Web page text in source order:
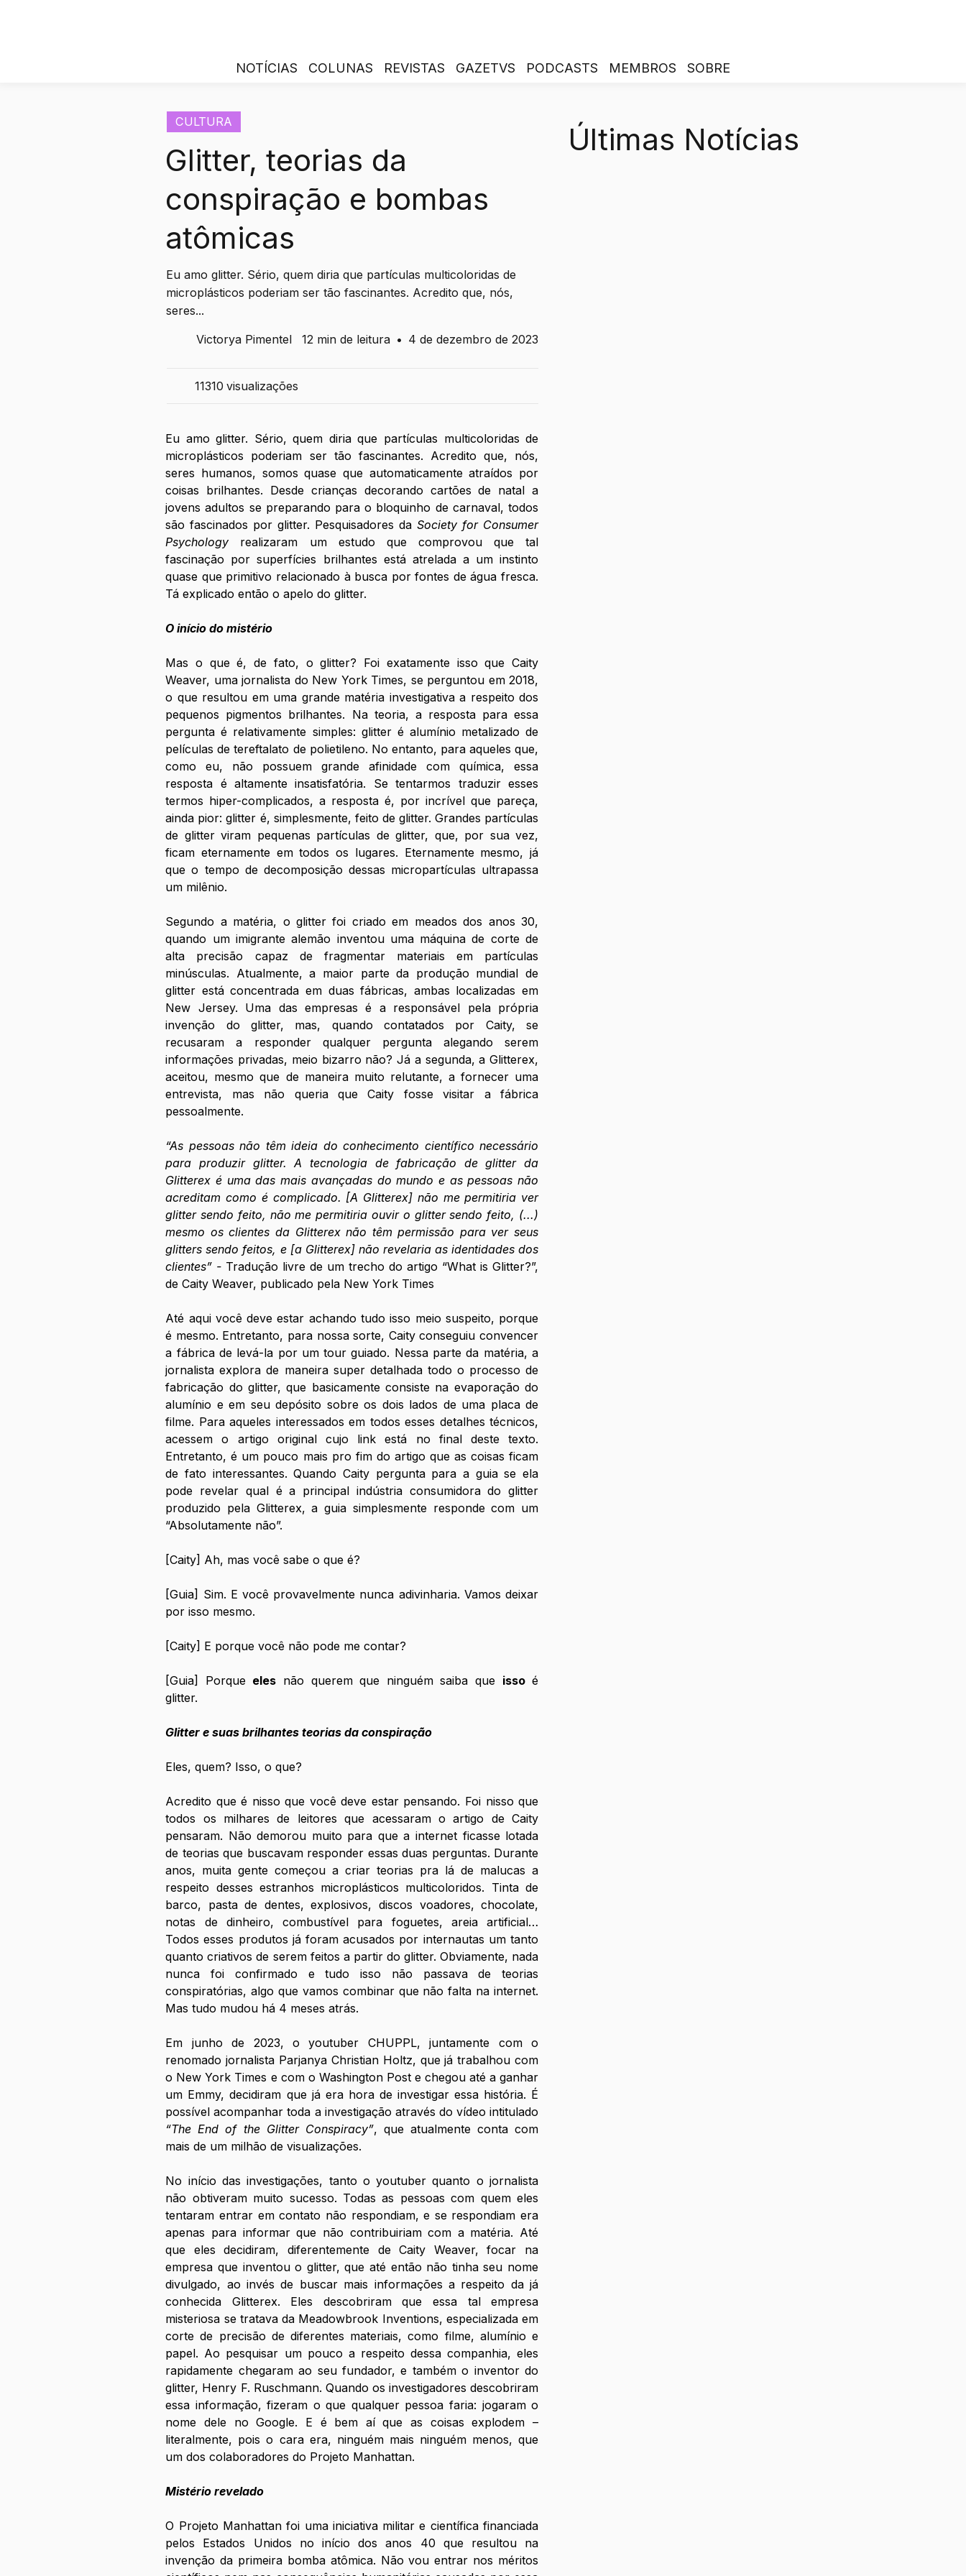
NOTÍCIAS COLUNAS REVISTAS GAZETVS PODCASTS MEMBROS SOBRE
CULTURA
Glitter, teorias da
conspiração e bombas
atômicas
Eu amo glitter. Sério, quem diria que partículas multicoloridas de
microplásticos poderiam ser tão fascinantes. Acredito que, nós,
seres...
Victorya Pimentel
12 min de leitura • 4 de dezembro de 2023
11310 visualizações
Eu amo glitter. Sério, quem diria que partículas multicoloridas de
microplásticos poderiam ser tão fascinantes. Acredito que, nós,
seres humanos, somos quase que automaticamente atraídos por
coisas brilhantes. Desde crianças decorando cartões de natal a
jovens adultos se preparando para o bloquinho de carnaval, todos
são fascinados por glitter. Pesquisadores da Society for Consumer
Psychology realizaram um estudo que comprovou que tal
fascinação por superfícies brilhantes está atrelada a um instinto
quase que primitivo relacionado à busca por fontes de água fresca.
Tá explicado então o apelo do glitter.
O início do mistério
Mas o que é, de fato, o glitter? Foi exatamente isso que Caity
Weaver, uma jornalista do New York Times, se perguntou em 2018,
o que resultou em uma grande matéria investigativa a respeito dos
pequenos pigmentos brilhantes. Na teoria, a resposta para essa
pergunta é relativamente simples: glitter é alumínio metalizado de
películas de tereftalato de polietileno. No entanto, para aqueles que,
como eu, não possuem grande afinidade com química, essa
resposta é altamente insatisfatória. Se tentarmos traduzir esses
termos hiper-complicados, a resposta é, por incrível que pareça,
ainda pior: glitter é, simplesmente, feito de glitter. Grandes partículas
de glitter viram pequenas partículas de glitter, que, por sua vez,
ficam eternamente em todos os lugares. Eternamente mesmo, já
que o tempo de decomposição dessas micropartículas ultrapassa
um milênio.
Segundo a matéria, o glitter foi criado em meados dos anos 30,
quando um imigrante alemão inventou uma máquina de corte de
alta precisão capaz de fragmentar materiais em partículas
minúsculas. Atualmente, a maior parte da produção mundial de
glitter está concentrada em duas fábricas, ambas localizadas em
New Jersey. Uma das empresas é a responsável pela própria
invenção do glitter, mas, quando contatados por Caity, se
recusaram a responder qualquer pergunta alegando serem
informações privadas, meio bizarro não? Já a segunda, a Glitterex,
aceitou, mesmo que de maneira muito relutante, a fornecer uma
entrevista, mas não queria que Caity fosse visitar a fábrica
pessoalmente.
“As pessoas não têm ideia do conhecimento científico necessário
para produzir glitter. A tecnologia de fabricação de glitter da
Glitterex é uma das mais avançadas do mundo e as pessoas não
acreditam como é complicado. [A Glitterex] não me permitiria ver
glitter sendo feito, não me permitiria ouvir o glitter sendo feito, (...)
mesmo os clientes da Glitterex não têm permissão para ver seus
glitters sendo feitos, e [a Glitterex] não revelaria as identidades dos
clientes” - Tradução livre de um trecho do artigo “What is Glitter?”,
de Caity Weaver, publicado pela New York Times
Até aqui você deve estar achando tudo isso meio suspeito, porque
é mesmo. Entretanto, para nossa sorte, Caity conseguiu convencer
a fábrica de levá-la por um tour guiado. Nessa parte da matéria, a
jornalista explora de maneira super detalhada todo o processo de
fabricação do glitter, que basicamente consiste na evaporação do
alumínio e em seu depósito sobre os dois lados de uma placa de
filme. Para aqueles interessados em todos esses detalhes técnicos,
acessem o artigo original cujo link está no final deste texto.
Entretanto, é um pouco mais pro fim do artigo que as coisas ficam
de fato interessantes. Quando Caity pergunta para a guia se ela
pode revelar qual é a principal indústria consumidora do glitter
produzido pela Glitterex, a guia simplesmente responde com um
“Absolutamente não”.
[Caity] Ah, mas você sabe o que é?
[Guia] Sim. E você provavelmente nunca adivinharia. Vamos deixar
por isso mesmo.
[Caity] E porque você não pode me contar?
[Guia] Porque eles não querem que ninguém saiba que isso é
glitter.
Glitter e suas brilhantes teorias da conspiração
Eles, quem? Isso, o que?
Acredito que é nisso que você deve estar pensando. Foi nisso que
todos os milhares de leitores que acessaram o artigo de Caity
pensaram. Não demorou muito para que a internet ficasse lotada
de teorias que buscavam responder essas duas perguntas. Durante
anos, muita gente começou a criar teorias pra lá de malucas a
respeito desses estranhos microplásticos multicoloridos. Tinta de
barco, pasta de dentes, explosivos, discos voadores, chocolate,
notas de dinheiro, combustível para foguetes, areia artificial…
Todos esses produtos já foram acusados por internautas um tanto
quanto criativos de serem feitos a partir do glitter. Obviamente, nada
nunca foi confirmado e tudo isso não passava de teorias
conspiratórias, algo que vamos combinar que não falta na internet.
Mas tudo mudou há 4 meses atrás.
Em junho de 2023, o youtuber CHUPPL, juntamente com o
renomado jornalista Parjanya Christian Holtz, que já trabalhou com
o New York Times e com o Washington Post e chegou até a ganhar
um Emmy, decidiram que já era hora de investigar essa história. É
“The End of the Glitter Conspiracy”, que atualmente conta com
mais de um milhão de visualizações.
No início das investigações, tanto o youtuber quanto o jornalista
não obtiveram muito sucesso. Todas as pessoas com quem eles
tentaram entrar em contato não respondiam, e se respondiam era
apenas para informar que não contribuiriam com a matéria. Até
que eles decidiram, diferentemente de Caity Weaver, focar na
empresa que inventou o glitter, que até então não tinha seu nome
divulgado, ao invés de buscar mais informações a respeito da já
conhecida Glitterex. Eles descobriram que essa tal empresa
misteriosa se tratava da Meadowbrook Inventions, especializada em
corte de precisão de diferentes materiais, como filme, alumínio e
papel. Ao pesquisar um pouco a respeito dessa companhia, eles
rapidamente chegaram ao seu fundador, e também o inventor do
glitter, Henry F. Ruschmann. Quando os investigadores descobriram
essa informação, fizeram o que qualquer pessoa faria: jogaram o
nome dele no Google. E é bem aí que as coisas explodem –
literalmente, pois o cara era, ninguém mais ninguém menos, que
um dos colaboradores do Projeto Manhattan.
Mistério revelado
O Projeto Manhattan foi uma iniciativa militar e científica financiada
pelos Estados Unidos no início dos anos 40 que resultou na
invenção da primeira bomba atômica. Não vou entrar nos méritos
Últimas Notícias